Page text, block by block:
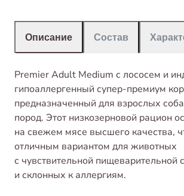
Описание Состав
Premier Adult Medium с лососем и
гипоаллергенный супер-премиум
предназначенный для взрослых
пород. Этот низкозерновой рацион
на свежем мясе высшего качества,
отличным вариантом для животных
с чувствительной пищеварительной
и склонных к аллергиям.